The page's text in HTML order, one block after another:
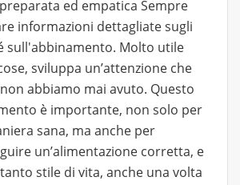
ed empatica Sempre
informazioni dettagliate sugli
sull'abbinamento. Molto utile
sviluppa un’attenzione che
abbiamo mai avuto. Questo
è importante, non solo per
sana, ma anche per
un’alimentazione corretta, e
stile di vita, anche una volta